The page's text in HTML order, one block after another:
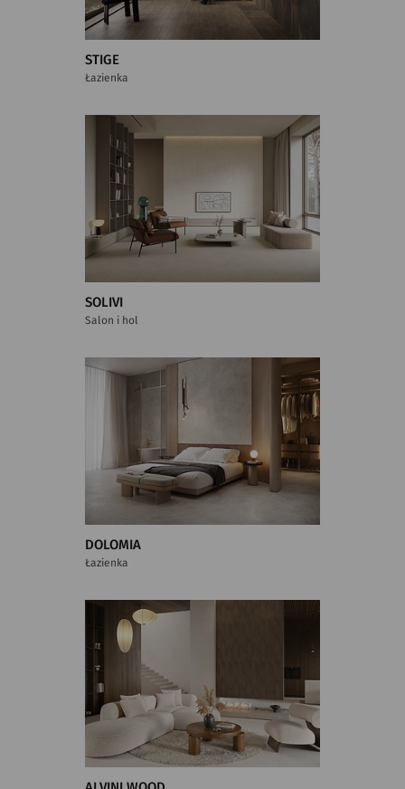
STIGE
Łazienka
SOLIVI
Salon i hol
DOLOMIA
Łazienka